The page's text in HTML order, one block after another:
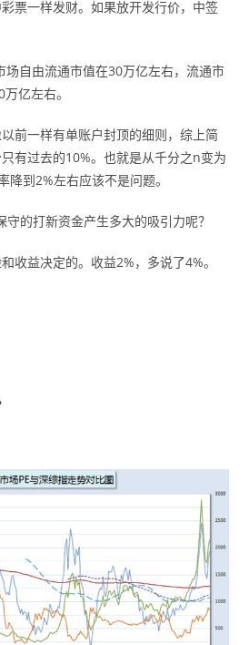
票一样发财。如果放开发行价，中签
自由流通市值在30万亿左右，流通市
亿左右。
前一样有单账户封顶的细则，综上简
有过去的10%。也就是从千分之n变为
到2%左右应该不是问题。
的打新资金产生多大的吸引力呢？
收益决定的。收益2%，多说了4%。